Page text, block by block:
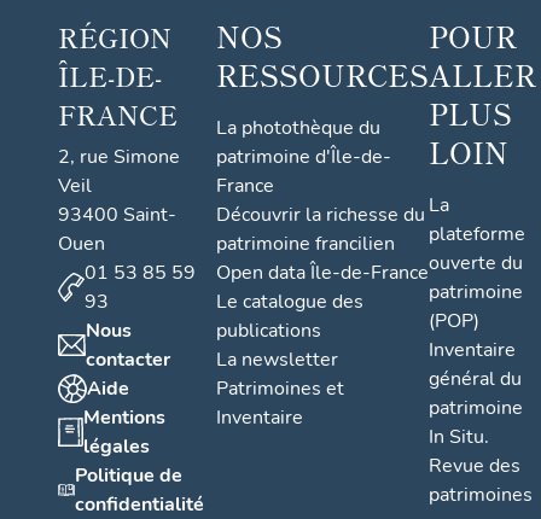
RÉGION
ÎLE-DE-
FRANCE
2, rue Simone
Veil
93400 Saint-
Ouen
01 53 85 59
93
Nous
contacter
Aide
Mentions
légales
Politique de
confidentialité
NOS
RESSOURCES
La photothèque du
patrimoine d'Île-de-
France
Découvrir la richesse du
patrimoine francilien
Open data Île-de-France
Le catalogue des
publications
La newsletter
Patrimoines et
Inventaire
POUR
ALLER
PLUS
LOIN
La
plateforme
ouverte du
patrimoine
(POP)
Inventaire
général du
patrimoine
In Situ.
Revue des
patrimoines